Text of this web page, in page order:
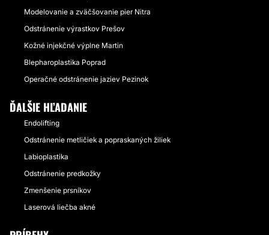
Modelovanie a zväčšovanie pier Nitra
Odstránenie výrastkov Prešov
Kožné injekčné výplne Martin
Blepharoplastika Poprad
Operačné odstránenie jaziev Pezinok
ĎALŠIE HĽADANIE
Endolifting
Odstránenie metličiek a popraskaných žiliek
Labioplastika
Odstránenie predkožky
Zmenšenie prsníkov
Laserová liečba akné